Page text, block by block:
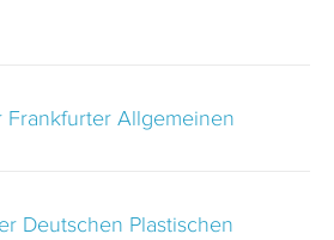
Frankfurter Allgemeinen
Deutschen Plastischen